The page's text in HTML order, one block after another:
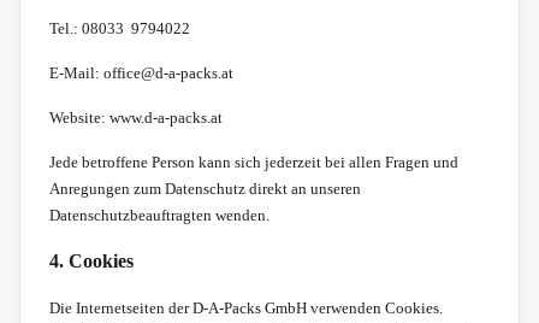
Tel.: 08033  9794022
E-Mail: office@d-a-packs.at
Website: www.d-a-packs.at
Jede betroffene Person kann sich jederzeit bei allen Fragen und
Anregungen zum Datenschutz direkt an unseren
Datenschutzbeauftragten wenden.
4. Cookies
Die Internetseiten der D-A-Packs GmbH verwenden Cookies.